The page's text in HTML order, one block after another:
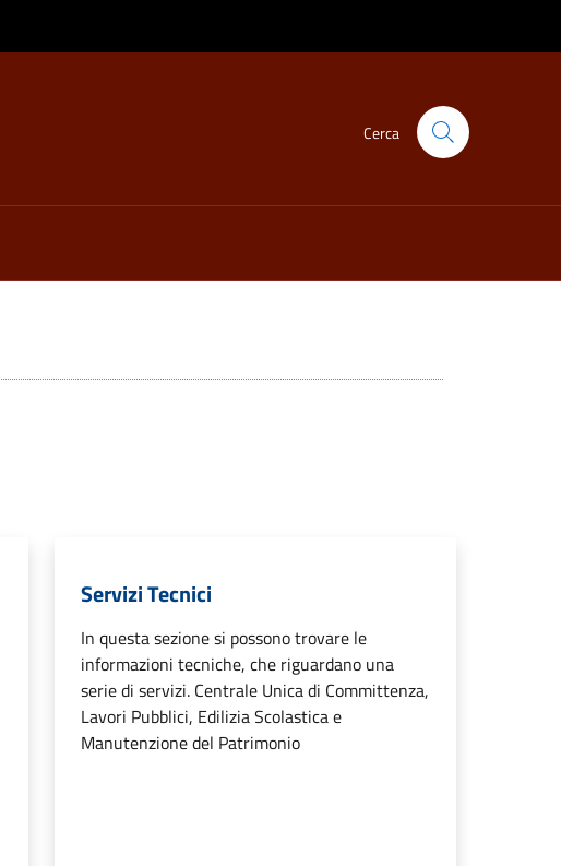
Cerca
Servizi Tecnici
In questa sezione si possono trovare le
informazioni tecniche, che riguardano una
serie di servizi. Centrale Unica di Committenza,
Lavori Pubblici, Edilizia Scolastica e
Manutenzione del Patrimonio